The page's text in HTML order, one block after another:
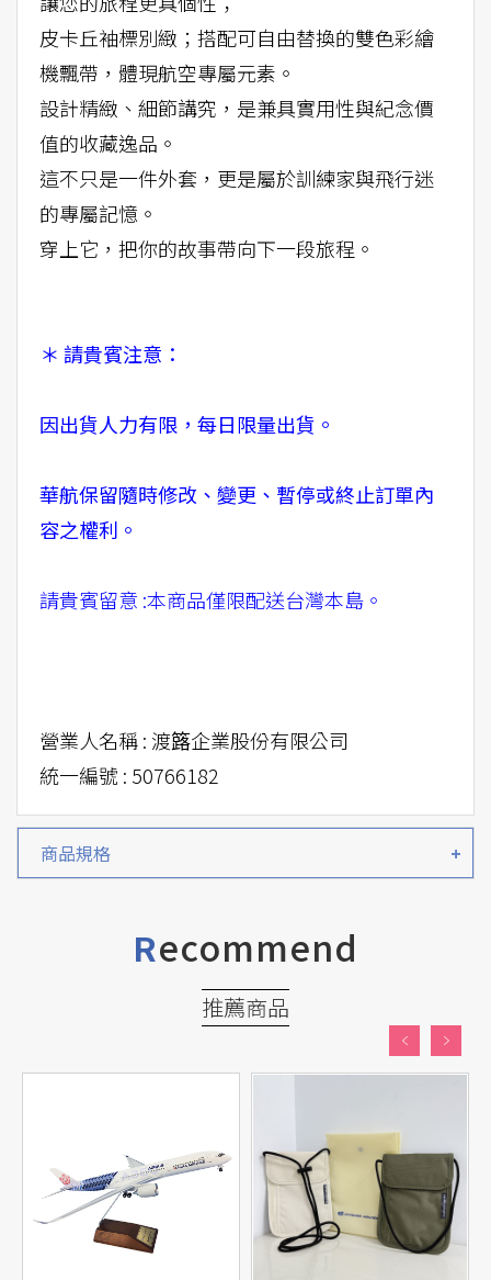
皮卡丘袖標別緻；搭配可自由替換的雙色彩繪
機飄帶，體現航空專屬元素。
設計精緻、細節講究，是兼具實用性與紀念價
值的收藏逸品。
這不只是一件外套，更是屬於訓練家與飛行迷
的專屬記憶。
穿上它，把你的故事帶向下一段旅程。
＊ 請貴賓注意：
因出貨人力有限，每日限量出貨。
華航保留隨時修改、變更、暫停或終止訂單內
容之權利。
請貴賓留意 :本商品僅限配送台灣本島。
營業人名稱 : 渡簬企業股份有限公司
統一編號 : 50766182
商品規格
Recommend
推薦商品